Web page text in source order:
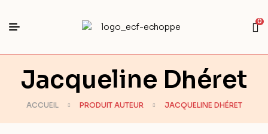
0
Jacqueline Dhéret
ACCUEIL PRODUIT AUTEUR JACQUELINE DHÉRET